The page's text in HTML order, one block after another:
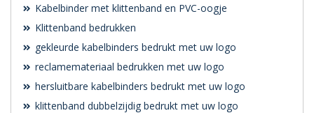
Kabelbinder met klittenband en PVC-oogje
Klittenband bedrukken
gekleurde kabelbinders bedrukt met uw logo
reclamemateriaal bedrukken met uw logo
hersluitbare kabelbinders bedrukt met uw logo
klittenband dubbelzijdig bedrukt met uw logo